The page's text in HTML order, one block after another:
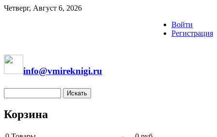
Четверг, Август 6, 2026
Войти
Регистрация
info@vmireknigi.ru
Корзина